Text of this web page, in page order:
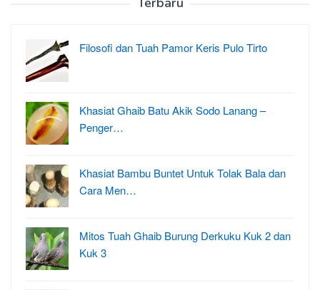
Filosofi dan Tuah Pamor Keris Pulo Tirto
Khasiat Ghaib Batu Akik Sodo Lanang –
Penger…
Khasiat Bambu Buntet Untuk Tolak Bala dan
Cara Men…
Mitos Tuah Ghaib Burung Derkuku Kuk 2 dan
Kuk 3